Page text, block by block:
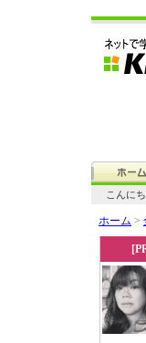
こんにち
ホーム >